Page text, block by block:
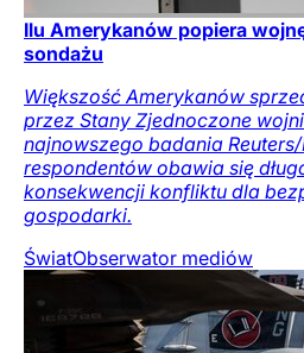
Ilu Amerykanów popiera
sondażu
Większość Amerykanów
przez Stany Zjednoczone
najnowszego badania
respondentów obawia się
konsekwencji konfliktu dla
gospodarki.
ŚwiatObserwator mediów